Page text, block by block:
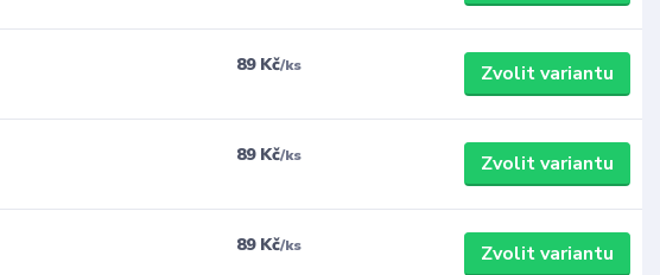
89 Kč/ks Zvolit variantu
89 Kč/ks Zvolit variantu
89 Kč/ks Zvolit variantu